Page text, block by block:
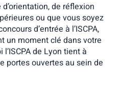
de réflexion
ou que vous soyez
d’entrée à l’ISCPA,
un moment clé dans votre
de Lyon tient à
portes ouvertes au sein de